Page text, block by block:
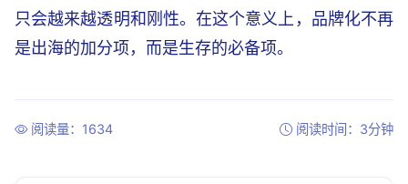
只会越来越透明和刚性。在这个意义上，品牌化不再
是出海的加分项，而是生存的必备项。
阅读量：1634 阅读时间：3分钟